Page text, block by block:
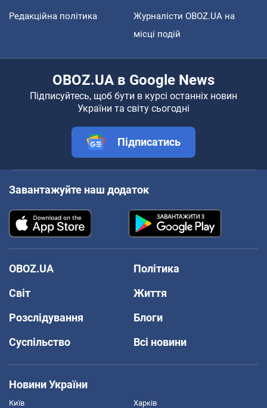
Редакційна політика
Журналісти OBOZ.UA на
місці подій
OBOZ.UA в Google News
Підписуйтесь, щоб бути в курсі останніх новин
України та світу сьогодні
Підписатись
Завантажуйте наш додаток
OBOZ.UA
Політика
Світ
Життя
Розслідування
Блоги
Суспільство
Всі новини
Новини України
Київ Харків